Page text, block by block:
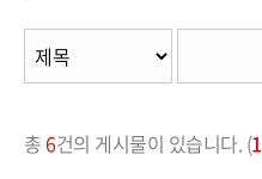
총 6건의 게시물이 있습니다. (1